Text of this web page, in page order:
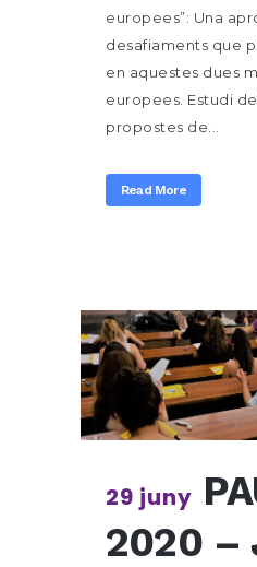
europees”: Una
desafiaments que
en aquestes dues
europees. Estudi
propostes de...
Read More
29 juny
2020 –